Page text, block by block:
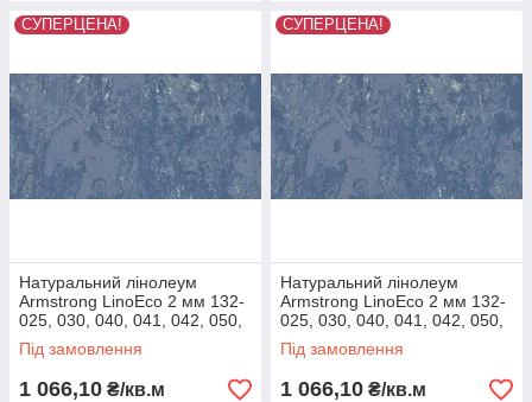
СУПЕРЦЕНА!
Натуральний лінолеум
Armstrong LinoEco 2 мм 132-
025, 030, 040, 041, 042, 050,
053, 054, 058, 072, 073, 080
Темно-сірий
Під замовлення
1 066,10 ₴/кв.м
СУПЕРЦЕНА!
Натуральний лінолеум
Armstrong LinoEco 2 мм 132-
025, 030, 040, 041, 042, 050,
053, 054, 058, 072, 073, 080
Світло-сірий
Під замовлення
1 066,10 ₴/кв.м